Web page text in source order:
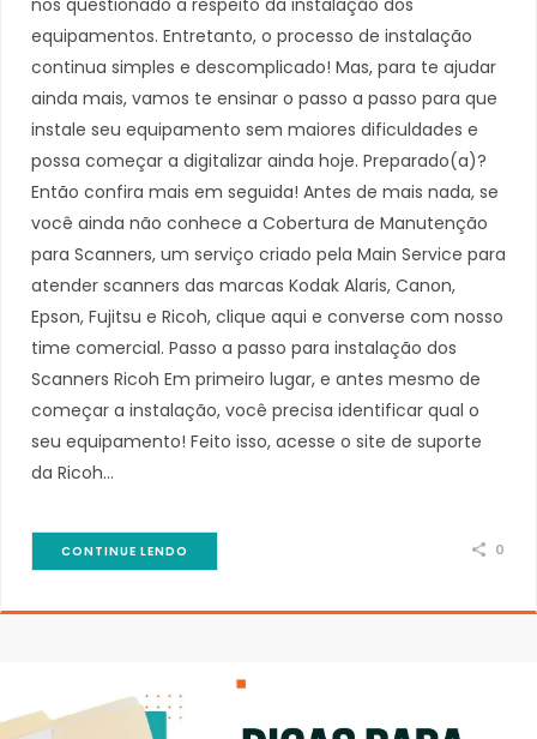
equipamentos. Entretanto, o processo de instalação
continua simples e descomplicado! Mas, para te ajudar
ainda mais, vamos te ensinar o passo a passo para que
instale seu equipamento sem maiores dificuldades e
possa começar a digitalizar ainda hoje. Preparado(a)?
Então confira mais em seguida! Antes de mais nada, se
você ainda não conhece a Cobertura de Manutenção
para Scanners, um serviço criado pela Main Service para
atender scanners das marcas Kodak Alaris, Canon,
Epson, Fujitsu e Ricoh, clique aqui e converse com nosso
time comercial. Passo a passo para instalação dos
Scanners Ricoh Em primeiro lugar, e antes mesmo de
começar a instalação, você precisa identificar qual o
seu equipamento! Feito isso, acesse o site de suporte
da Ricoh…
CONTINUE LENDO 0